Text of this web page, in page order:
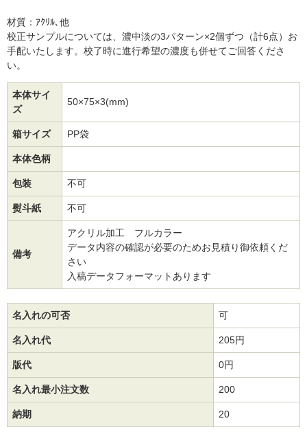
材質：ｱｸﾘﾙ､他
校正サンプルについては、濃中淡の3パターン×2個ずつ（計6点）お
手配いたします。校了時に進行希望の濃度も併せてご回答くださ
い。
本体サイ
ズ
50×75×3(mm)
箱サイズ PP袋
本体色柄
包装 不可
熨斗紙 不可
備考
アクリル加工 フルカラー
データ内容の確認が必要のためお見積り御依頼くだ
さい
入稿データフォーマットあります
名入れの可否 可
名入れ代 205円
版代 0円
名入れ最小注文数 200
納期 20